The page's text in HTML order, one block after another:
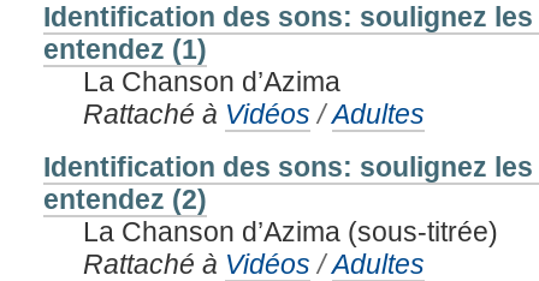
Identification des sons: soulignez
entendez (1)
La Chanson d’Azima
Rattaché à Vidéos /Adultes
Identification des sons: soulignez
entendez (2)
La Chanson d’Azima (sous-titrée)
Rattaché à Vidéos /Adultes